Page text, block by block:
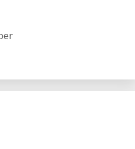
wallpapers
week